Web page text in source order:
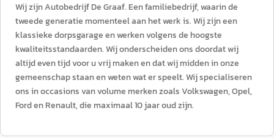
Wij zijn Autobedrijf De Graaf. Een familiebedrijf, waarin de
tweede generatie momenteel aan het werk is. Wij zijn een
klassieke dorpsgarage en werken volgens de hoogste
kwaliteitsstandaarden. Wij onderscheiden ons doordat wij
altijd even tijd voor u vrij maken en dat wij midden in onze
gemeenschap staan en weten wat er speelt. Wij specialiseren
ons in occasions van volume merken zoals Volkswagen, Opel,
Ford en Renault, die maximaal 10 jaar oud zijn.